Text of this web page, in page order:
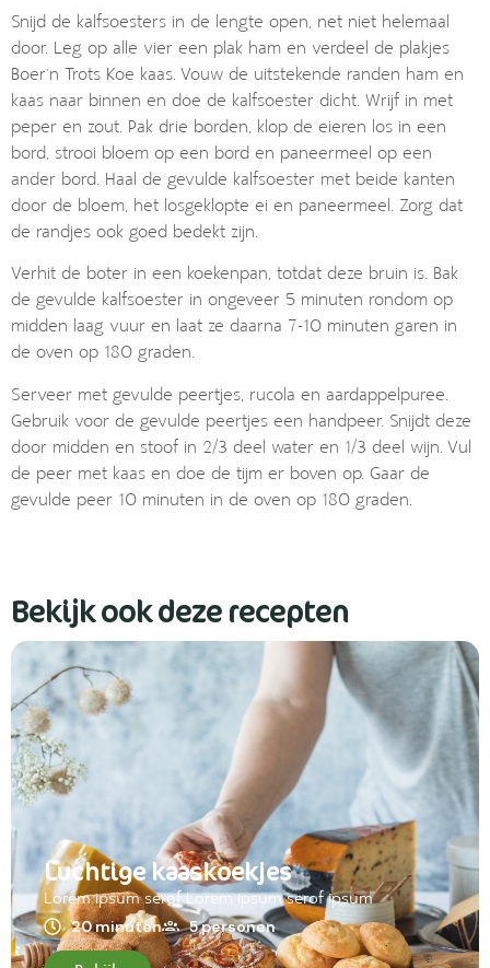
Snijd de kalfsoesters in de lengte open, net niet helemaal
door. Leg op alle vier een plak ham en verdeel de plakjes
Boer’n Trots Koe kaas. Vouw de uitstekende randen ham en
kaas naar binnen en doe de kalfsoester dicht. Wrijf in met
peper en zout. Pak drie borden, klop de eieren los in een
bord, strooi bloem op een bord en paneermeel op een
ander bord. Haal de gevulde kalfsoester met beide kanten
door de bloem, het losgeklopte ei en paneermeel. Zorg dat
de randjes ook goed bedekt zijn.
Verhit de boter in een koekenpan, totdat deze bruin is. Bak
de gevulde kalfsoester in ongeveer 5 minuten rondom op
midden laag vuur en laat ze daarna 7-10 minuten garen in
de oven op 180 graden.
Serveer met gevulde peertjes, rucola en aardappelpuree.
Gebruik voor de gevulde peertjes een handpeer. Snijdt deze
door midden en stoof in 2/3 deel water en 1/3 deel wijn. Vul
de peer met kaas en doe de tijm er boven op. Gaar de
gevulde peer 10 minuten in de oven op 180 graden.
Bekijk ook deze recepten
Luchtige kaaskoekjes
Lorem ipsum serof Lorem ipsum serof ipsum
20 minuten
5 personen